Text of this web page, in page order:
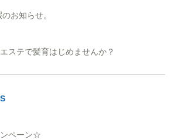
お知らせ。
ステで髪育はじめませんか？
ンペーン☆